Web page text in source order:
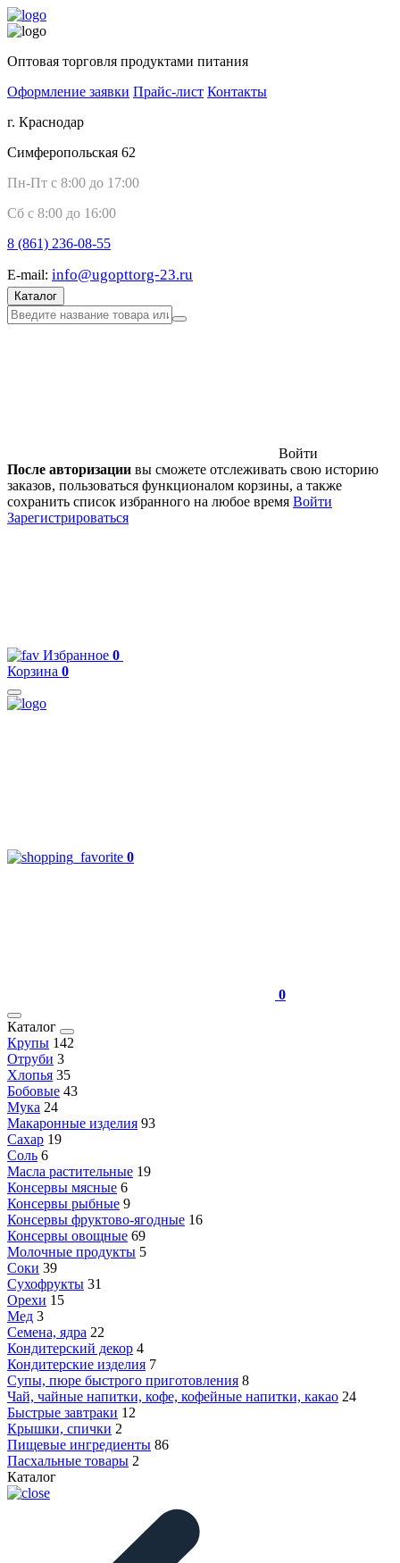
Оптовая торговля продуктами питания
Оформление заявки Прайс-лист Контакты
г. Краснодар
Симферопольская 62
Пн-Пт с 8:00 до 17:00
Сб с 8:00 до 16:00
8 (861) 236-08-55
E-mail: info@ugopttorg-23.ru
Каталог
Войти
После авторизации вы сможете отслеживать свою историю
заказов, пользоваться функционалом корзины, а также
сохранить список избранного на любое время Войти
Зарегистрироваться
Избранное 0
Корзина 0
0
0
Каталог
Крупы 142
Отруби 3
Хлопья 35
Бобовые 43
Мука 24
Макаронные изделия 93
Сахар 19
Соль 6
Масла растительные 19
Консервы мясные 6
Консервы рыбные 9
Консервы фруктово-ягодные 16
Консервы овощные 69
Молочные продукты 5
Соки 39
Сухофрукты 31
Орехи 15
Мед 3
Семена, ядра 22
Кондитерский декор 4
Кондитерские изделия 7
Супы, пюре быстрого приготовления 8
Чай, чайные напитки, кофе, кофейные напитки, какао 24
Быстрые завтраки 12
Крышки, спички 2
Пищевые ингредиенты 86
Пасхальные товары 2
Каталог